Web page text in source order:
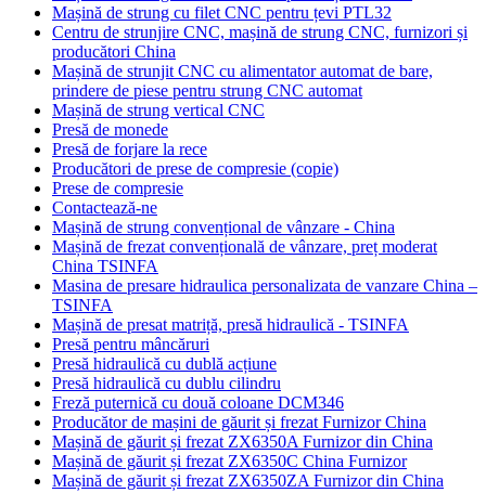
Mașină de strung cu filet CNC pentru țevi PTL32
Centru de strunjire CNC, mașină de strung CNC, furnizori și
producători China
Mașină de strunjit CNC cu alimentator automat de bare,
prindere de piese pentru strung CNC automat
Mașină de strung vertical CNC
Presă de monede
Presă de forjare la rece
Producători de prese de compresie (copie)
Prese de compresie
Contactează-ne
Mașină de strung convențional de vânzare - China
Mașină de frezat convențională de vânzare, preț moderat
China TSINFA
Masina de presare hidraulica personalizata de vanzare China –
TSINFA
Mașină de presat matriță, presă hidraulică - TSINFA
Presă pentru mâncăruri
Presă hidraulică cu dublă acțiune
Presă hidraulică cu dublu cilindru
Freză puternică cu două coloane DCM346
Producător de mașini de găurit și frezat Furnizor China
Mașină de găurit și frezat ZX6350A Furnizor din China
Mașină de găurit și frezat ZX6350C China Furnizor
Mașină de găurit și frezat ZX6350ZA Furnizor din China